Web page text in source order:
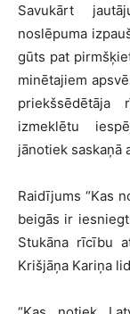
Savukārt
noslēpuma
gūts pat
minētajiem
izmeklētu
jānotiek saskaņā
Raidījums “Kas
beigās ir
Stukāna rīcību
Krišjāņa Kariņa